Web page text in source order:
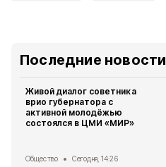
Последние новости
Живой диалог советника
врио губернатора с
активной молодёжью
состоялся в ЦМИ «МИР»
Общество Сегодня, 14:26